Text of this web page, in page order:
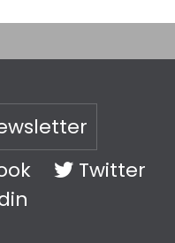
Twitter